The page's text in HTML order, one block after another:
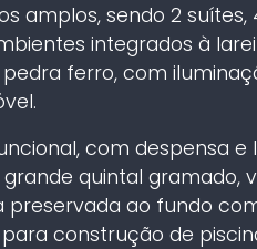
amplos, sendo 2 suítes,
integrados à
ferro, com
com despensa e
quintal gramado,
ao fundo
construção de